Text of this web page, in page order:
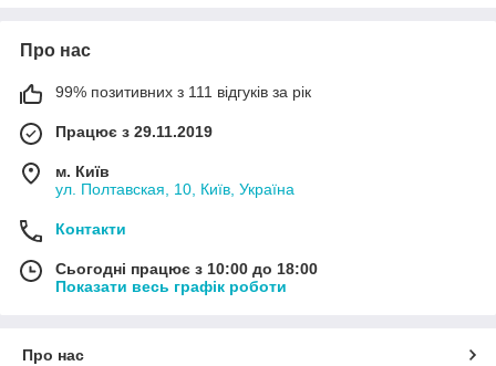
Про нас
99% позитивних з 111 відгуків за рік
Працює з 29.11.2019
м. Київ
ул. Полтавская, 10, Київ, Україна
Контакти
Сьогодні працює з 10:00 до 18:00
Показати весь графік роботи
Про нас